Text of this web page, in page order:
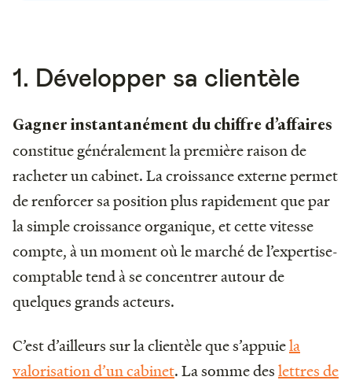
1. Développer sa clientèle
Gagner instantanément du chiffre d’affaires
constitue généralement la première raison de
racheter un cabinet. La croissance externe permet
de renforcer sa position plus rapidement que par
la simple croissance organique, et cette vitesse
compte, à un moment où le marché de l’expertise-
comptable tend à se concentrer autour de
quelques grands acteurs.
C’est d’ailleurs sur la clientèle que s’appuiela
valorisation d’un cabinet. La somme deslettres de